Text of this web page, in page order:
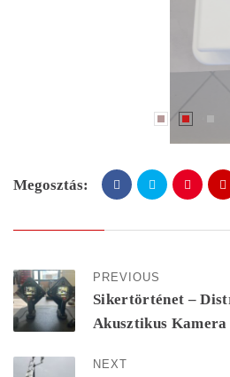
Megosztás:
PREVIOUS
Sikertörténet –
Akusztikus Kamera
NEXT